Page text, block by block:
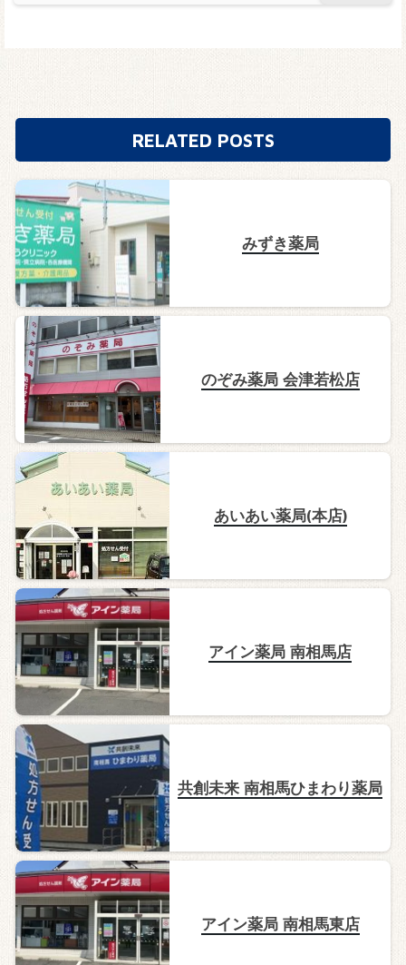
RELATED POSTS
みずき薬局
のぞみ薬局 会津若松店
あいあい薬局(本店)
アイン薬局 南相馬店
共創未来 南相馬ひまわり薬局
アイン薬局 南相馬東店